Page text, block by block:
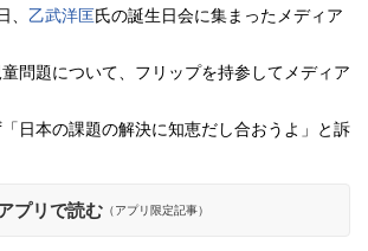
乙武洋匡氏の誕生日会に集まったメディア
問題について、フリップを持参してメディア
日本の課題の解決に知恵だし合おうよ」と訴
プリで読む （アプリ限定記事）